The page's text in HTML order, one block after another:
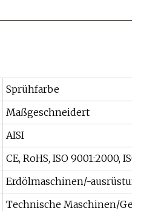
Sprühfarbe
Maßgeschneidert
AISI
CE, RoHS, ISO 9001:2000,
Erdölmaschinen/-
Technische Maschinen/